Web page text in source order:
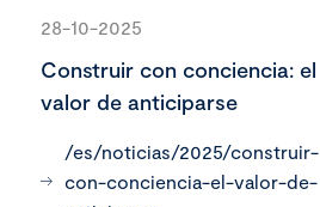
28-10-2025
Construir con conciencia: el
valor de anticiparse
/es/noticias/2025/construir-
con-conciencia-el-valor-de-